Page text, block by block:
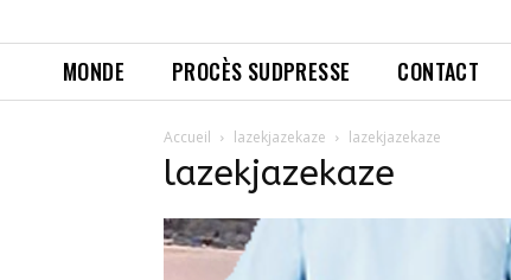
MONDE PROCÈS SUDPRESSE CONTACT
Accueil lazekjazekaze lazekjazekaze
lazekjazekaze